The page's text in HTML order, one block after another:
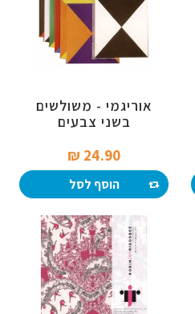
אוריגמי - משולשים
בשני צבעים
24.90 ₪‎
הוסף לסל